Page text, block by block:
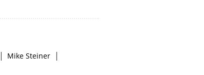
| Mike Steiner |